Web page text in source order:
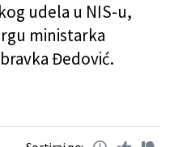
udela u NIS-u,
ministarka
Đedović.